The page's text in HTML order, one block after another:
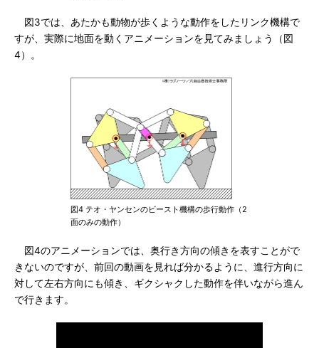
図3では、あたかも動物が歩くような動作をしたリンク機構で
すが、実際に地面を動くアニメーションを見てみましょう（図
4）。
図4 テオ・ヤンセンのビースト機構の歩行動作（2
面のみの動作）
図4のアニメーションでは、奥行き方向の傾きを表すことがで
きないのですが、前回の動画を見れば分かるように、進行方向に
対して左右方向にも傾き、ギクシャクした動作を伴いながら進ん
で行きます。